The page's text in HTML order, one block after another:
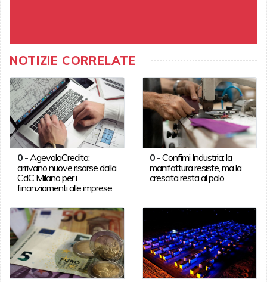
NOTIZIE CORRELATE
0- AgevolaCredito:
arrivano nuove risorse dalla
CdC Milano per i
finanziamenti alle imprese
0 -Confimi Industria: la
manifattura resiste, ma la
crescita resta al palo